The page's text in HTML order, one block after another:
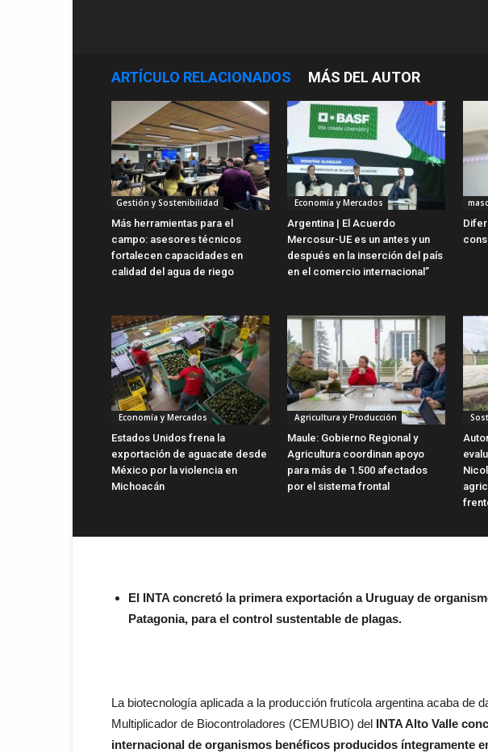
ARTÍCULO RELACIONADOS MÁS DEL AUTOR
Gestión y Sostenibilidad
Más herramientas para el
campo: asesores técnicos
fortalecen capacidades en
calidad del agua de riego
Economía y Mercados
Argentina | El Acuerdo
Mercosur-UE es un antes y un
después en la inserción del país
en el comercio internacional”
Economía y Mercados
Estados Unidos frena la
exportación de aguacate desde
México por la violencia en
Michoacán
Agricultura y Producción
Maule: Gobierno Regional y
Agricultura coordinan apoyo
para más de 1.500 afectados
por el sistema frontal
El INTA concretó la primera exportación a Uruguay de
Patagonia, para el control sustentable de plagas.
La biotecnología aplicada a la producción frutícola argentina acaba de
Multiplicador de Biocontroladores (CEMUBIO) del INTA Alto Valle
internacional de organismos benéficos producidos íntegramente